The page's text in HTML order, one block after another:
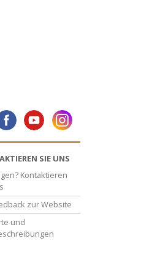
SIE UNS
Kontaktieren
zur Website
und